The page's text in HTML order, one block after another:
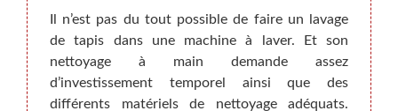
vous
Il n’est pas du tout possible de faire un lavage
de tapis dans une machine à laver. Et son
nettoyage à main demande assez
d’investissement temporel ainsi que des
différents matériels de nettoyage adéquats.
Si